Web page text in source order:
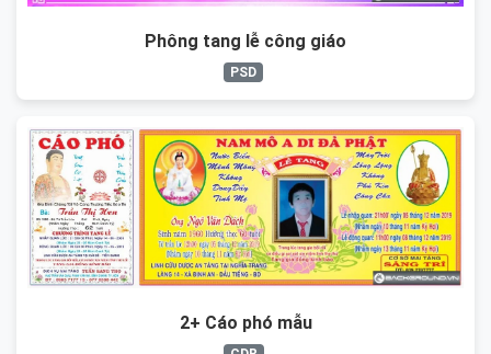
Phông tang lễ công giáo
PSD
2+ Cáo phó mẫu